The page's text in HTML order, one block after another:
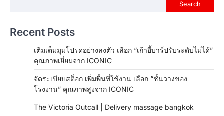
Search
Recent Posts
เติมเต็มมุมโปรดอย่างลงตัว เลือก “เก้าอี้บาร์ปรับระดับไม่ได้”
คุณภาพเยี่ยมจาก ICONIC
จัดระเบียบสต็อก เพิ่มพื้นที่ใช้งาน เลือก “ชั้นวางของ
โรงงาน” คุณภาพสูงจาก ICONIC
The Victoria Outcall | Delivery massage bangkok